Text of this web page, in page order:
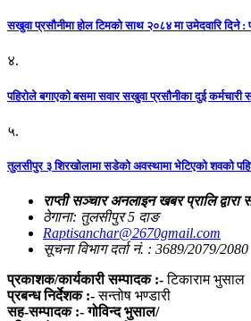
सखुवा प्रसौनीमा होल टिमको साथ २०८४ मा उमेदवारि दिने :
४.
पहिराेले बगाएकाे बसमा सवार सखुवा प्रसाैनीका दुई कर्मचारी
५.
तुलसीपुर ३ शिरखोलामा सडेको अवस्थामा भेटिएको शवको
राप्ती सञ्चार अनलाइन खबर प्रालि द्वारा
ठेगाना: तुलसीपुर 5 दाङ
Raptisanchar@2670gmail.com
सूचना विभाग दर्ता नं. : 3689/2079/2080
प्रकाशक/कार्यकारी सम्पादक :-टिकाराम भुसाल
प्रबन्ध निर्देशक :-सन्तोष भण्डारी
सह-सम्पादक :- गोविन्द भुसाल/